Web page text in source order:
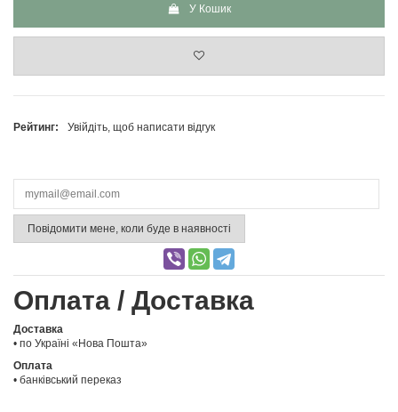
У Кошик
Рейтинг: Увійдіть, щоб написати відгук
Повідомити мене, коли буде в наявності
Оплата / Доставка
Доставка
• по Україні «Нова Пошта»
Оплата
• банківський переказ